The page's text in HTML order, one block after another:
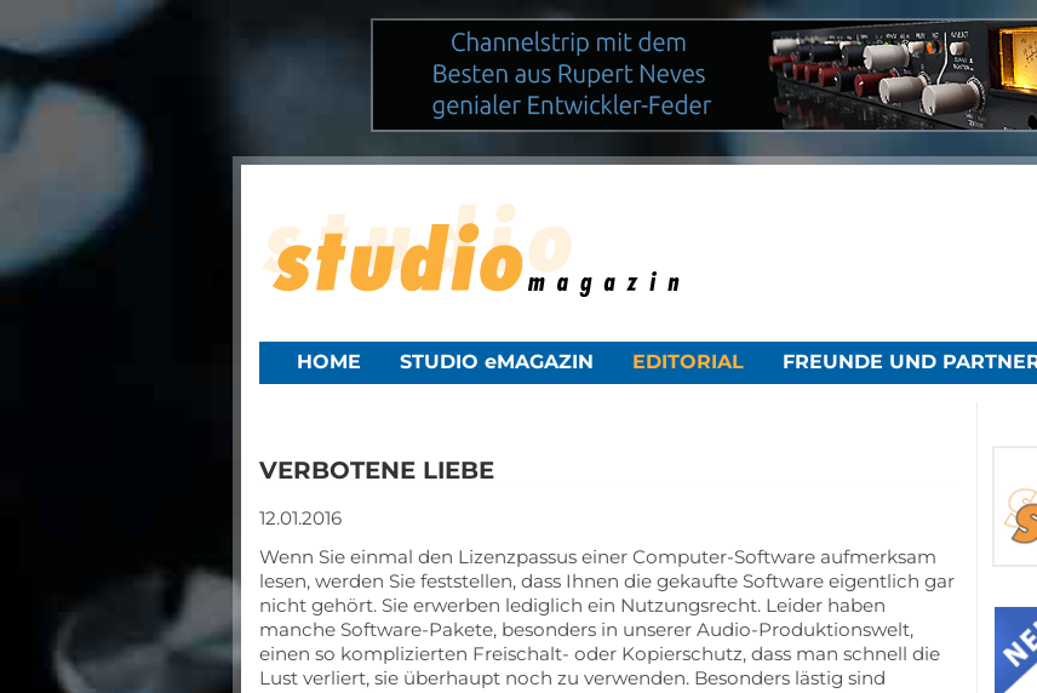
NAVIGATION
ÜBERSPRINGEN
HOME STUDIO eMAGAZIN EDITORIAL FREUNDE UND
VERBOTENE LIEBE
12.01.2016
Wenn Sie einmal den Lizenzpassus einer Computer-Software aufmerksam
lesen, werden Sie feststellen, dass Ihnen die gekaufte Software eigentlich gar
nicht gehört. Sie erwerben lediglich ein Nutzungsrecht. Leider haben
manche Software-Pakete, besonders in unserer Audio-Produktionswelt,
einen so komplizierten Freischalt- oder Kopierschutz, dass man schnell die
Lust verliert, sie überhaupt noch zu verwenden. Besonders lästig sind